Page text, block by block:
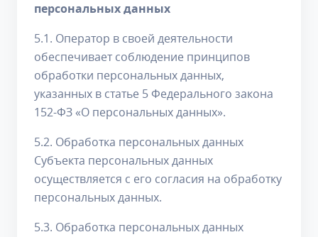
персональных данных
5.1. Оператор в своей деятельности
обеспечивает соблюдение принципов
обработки персональных данных,
указанных в статье 5 Федерального закона
152-ФЗ «О персональных данных».
5.2. Обработка персональных данных
Субъекта персональных данных
осуществляется с его согласия на обработку
персональных данных.
5.3. Обработка персональных данных